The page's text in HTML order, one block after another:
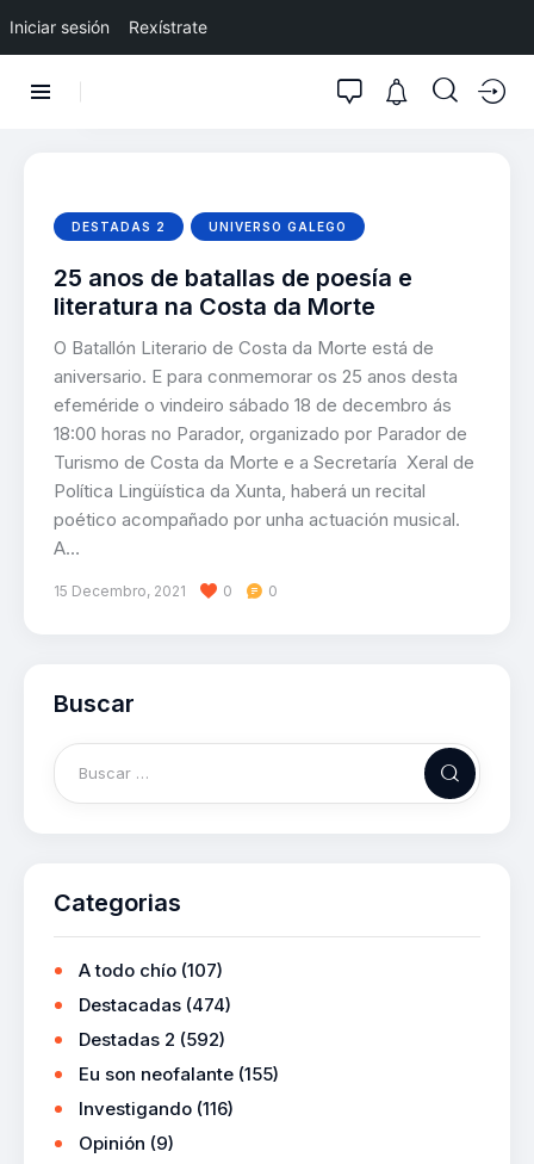
Iniciar sesión Rexístrate
DESTADAS 2 UNIVERSO GALEGO
25 anos de batallas de poesía e
literatura na Costa da Morte
O Batallón Literario de Costa da Morte está de
aniversario. E para conmemorar os 25 anos desta
efeméride o vindeiro sábado 18 de decembro ás
18:00 horas no Parador, organizado por Parador de
Turismo de Costa da Morte e a Secretaría Xeral de
Política Lingüística da Xunta, haberá un recital
poético acompañado por unha actuación musical.
A…
15 Decembro, 2021 0 0
Buscar
Categorias
A todo chío (107)
Destacadas (474)
Destadas 2 (592)
Eu son neofalante (155)
Investigando (116)
Opinión (9)